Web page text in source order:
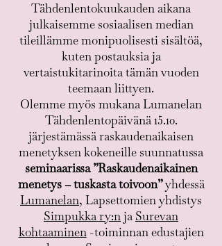
Tähdenlentokuukauden aikana
julkaisemme sosiaalisen median
tileillämme monipuolisesti sisältöä,
kuten postauksia ja
vertaistukitarinoita tämän vuoden
teemaan liittyen.
Olemme myös mukana Lumanelan
Tähdenlentopäivänä 15.10.
järjestämässä raskaudenaikaisen
menetyksen kokeneille suunnatussa
seminaarissa ”Raskaudenaikainen
menetys – tuskasta toivoon”yhdessä
Lumanelan, Lapsettomien yhdistys
Simpukka ry:nja Surevan
kohtaaminen-toiminnan edustajien